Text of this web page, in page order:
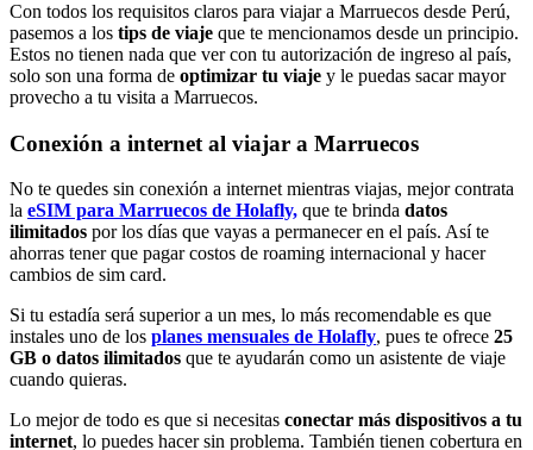
Con todos los requisitos claros para viajar a Marruecos desde Perú,
pasemos a los tips de viaje que te mencionamos desde un principio.
Estos no tienen nada que ver con tu autorización de ingreso al país,
solo son una forma de optimizar tu viaje y le puedas sacar mayor
provecho a tu visita a Marruecos.
Conexión a internet al viajar a Marruecos
No te quedes sin conexión a internet mientras viajas, mejor contrata
la eSIM para Marruecos de Holafly, que te brinda datos
ilimitados por los días que vayas a permanecer en el país. Así te
ahorras tener que pagar costos de roaming internacional y hacer
cambios de sim card.
Si tu estadía será superior a un mes, lo más recomendable es que
instales uno de los planes mensuales de Holafly, pues te ofrece 25
GB o datos ilimitados que te ayudarán como un asistente de viaje
cuando quieras.
Lo mejor de todo es que si necesitas conectar más dispositivos a tu
internet, lo puedes hacer sin problema. También tienen cobertura en